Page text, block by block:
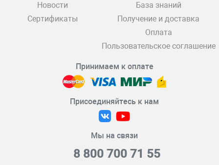
Новости
Сертификаты
База знаний
Получение и доставка
Оплата
Пользовательское соглашение
Принимаем к оплате
Присоединяйтесь к нам
Мы на связи
8 800 700 71 55